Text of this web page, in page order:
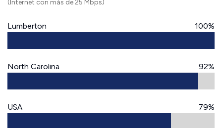
(Internet con más de 25 Mbps)
Lumberton 100%
North Carolina 92%
USA 79%